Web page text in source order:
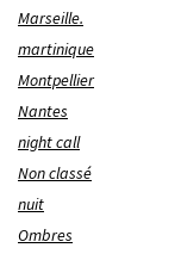
Marseille.
martinique
Montpellier
Nantes
night call
Non classé
nuit
Ombres